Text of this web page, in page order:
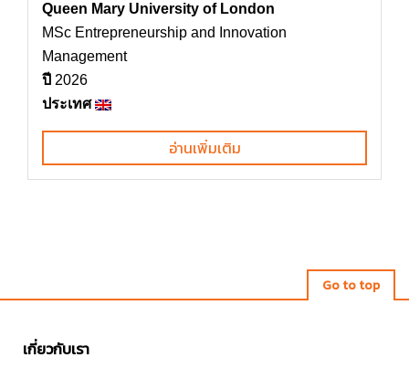
Queen Mary University of London
MSc Entrepreneurship and Innovation
Management
ปี 2026
ประเทศ
อ่านเพิ่มเติม
Go to top
เกี่ยวกับเรา